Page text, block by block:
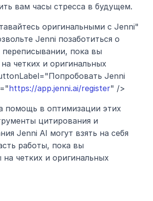
вам часы стресса в будущем.
оригинальными с Jenni"
Jenni позаботиться о
пока вы
четких и оригинальных
Jenni
https://app.jenni.ai/register" />
помощь в оптимизации этих
цитирования и
Jenni AI могут взять на себя
работы, пока вы
четких и оригинальных